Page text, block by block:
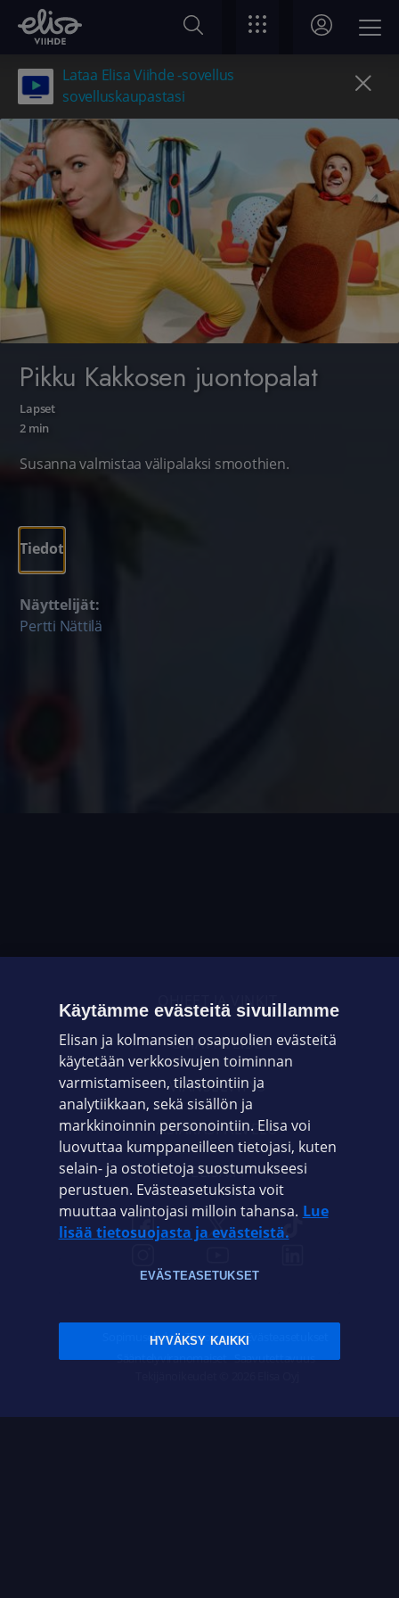
Lataa Elisa Viihde -sovellus
sovelluskaupastasi
Pikku Kakkosen juontopalat
Lapset
2 min
Susanna valmistaa välipalaksi smoothien.
Tiedot
Näyttelijät:
Pertti Nättilä
OHJEET JA VINKIT
OMAYHTEISÖ
VIANSELVITYS
ASIAKASPALVELU
ELISA.FI
Sopimusehdot Tietosuoja Evästeasetukset
Sääntelyviranomaiset Saavutettavuus
Käytämme evästeitä sivuillamme
Elisan ja kolmansien osapuolien evästeitä
käytetään verkkosivujen toiminnan
varmistamiseen, tilastointiin ja
analytiikkaan, sekä sisällön ja
markkinoinnin personointiin. Elisa voi
luovuttaa kumppaneilleen tietojasi, kuten
selain- ja ostotietoja suostumukseesi
perustuen. Evästeasetuksista voit
muuttaa valintojasi milloin tahansa. Lue
lisää tietosuojasta ja evästeistä.
EVÄSTEASETUKSET
HYVÄKSY KAIKKI